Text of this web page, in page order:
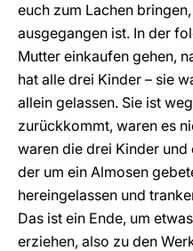
euch zum Lachen
ausgegangen ist. In der
Mutter einkaufen gehen,
hat alle drei Kinder – sie
allein gelassen. Sie ist
zurückkommt, waren es
waren die drei Kinder und
der um ein Almosen
hereingelassen und
Das ist ein Ende, um
erziehen, also zu den